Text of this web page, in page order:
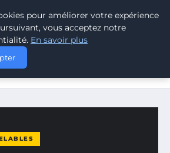
RENOUVELABLES : UN
pour améliorer votre expérience
vous acceptez notre
En savoir plus